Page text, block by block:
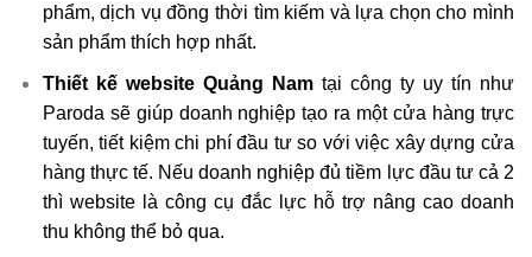
phẩm, dịch vụ đồng thời tìm kiếm và lựa chọn cho mình
sản phẩm thích hợp nhất.
Thiết kế website Quảng Nam tại công ty uy tín như
Paroda sẽ giúp doanh nghiệp tạo ra một cửa hàng trực
tuyến, tiết kiệm chi phí đầu tư so với việc xây dựng cửa
hàng thực tế. Nếu doanh nghiệp đủ tiềm lực đầu tư cả 2
thì website là công cụ đắc lực hỗ trợ nâng cao doanh
thu không thể bỏ qua.